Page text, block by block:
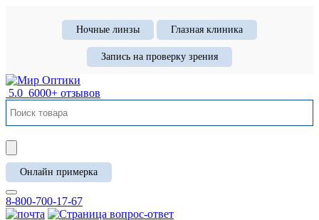
Ночные линзы Глазная клиника
Запись на проверку зрения
5.0 6000+ отзывов
Онлайн примерка
8-800-700-17-67